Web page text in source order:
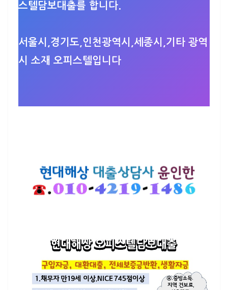
스텔담보대출를 합니다.
서울시,경기도,인천광역시,세종시,기타 광역
시 소재 오피스텔입니다